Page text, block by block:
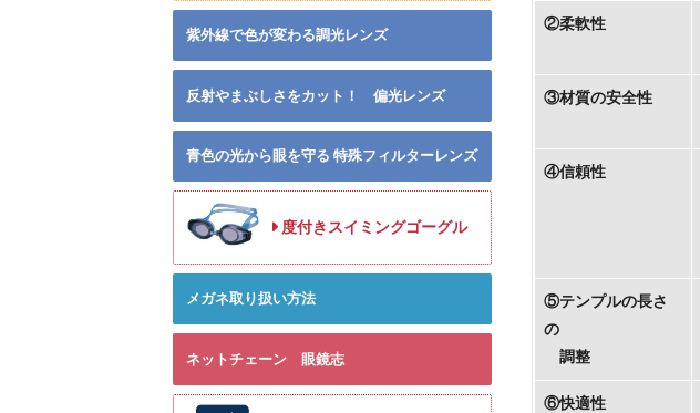
②柔軟性
③材質の安全性
④信頼性
⑤テンプルの長さ
の
調整
⑥快適性
紫外線で色が変わる調光レンズ
反射やまぶしさをカット！ 偏光レンズ
青色の光から眼を守る 特殊フィルターレンズ
度付きスイミングゴーグル
メガネ取り扱い方法
ネットチェーン 眼鏡志